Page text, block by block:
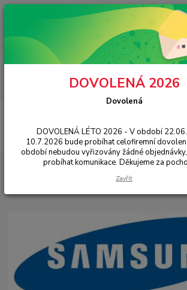
Chat / Online podpora - 24/7
Novinky z našeho
DOVOLENÁ 2026
Dovolená
DOVOLENÁ LÉTO 2026 - V období
10.7.2026 bude probíhat celofiremní
období nebudou vyřizovány žádné
probíhat komunikace. Děkujeme za
Zavřít